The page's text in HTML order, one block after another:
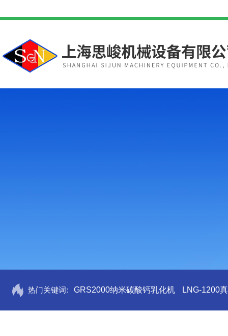
热门关键词: GRS2000纳米碳酸钙乳化机 LNG-1200